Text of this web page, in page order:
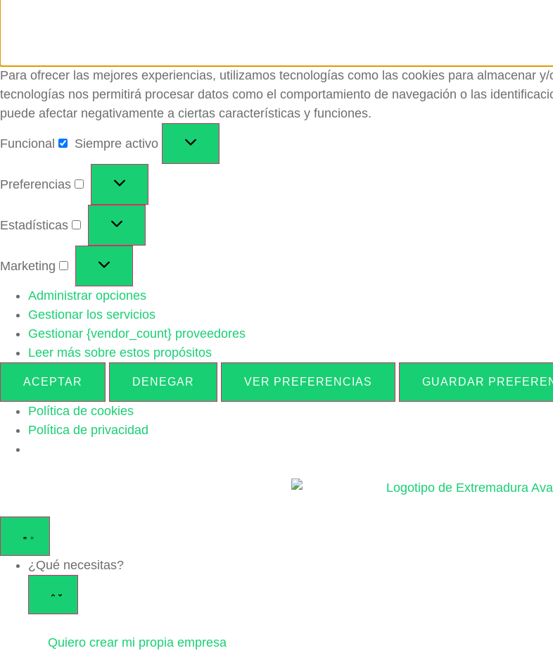
Para ofrecer las mejores experiencias, utilizamos tecnologías como las cookies para almacenar
tecnologías nos permitirá procesar datos como el comportamiento de navegación o las
puede afectar negativamente a ciertas características y funciones.
Funcional Siempre activo
Preferencias
Estadísticas
Marketing
Administrar opciones
Gestionar los servicios
Gestionar {vendor_count} proveedores
Leer más sobre estos propósitos
ACEPTAR DENEGAR VER PREFERENCIAS GUARDAR
Política de cookies
Política de privacidad
¿Qué necesitas?
Quiero crear mi propia empresa